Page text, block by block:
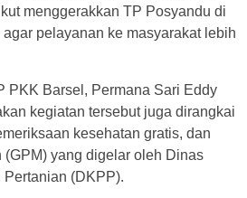
menggerakkan TP Posyandu di
pelayanan ke masyarakat lebih
PKK Barsel, Permana Sari Eddy
kegiatan tersebut juga dirangkai
kesehatan gratis, dan
(GPM) yang digelar oleh Dinas
(DKPP).